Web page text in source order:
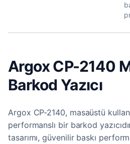
Argox CP-2140
Barkod Yazıcı
Argox CP-2140, masaüstü
performanslı bir barkod
tasarımı, güvenilir baskı